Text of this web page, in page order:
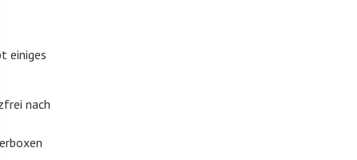
einiges
nach